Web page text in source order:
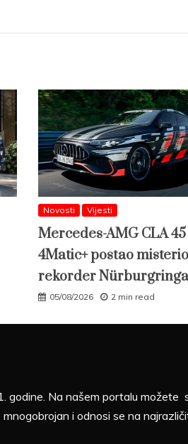
Novosti Vijesti
Mercedes-AMG CLA 45
4Matic+ postao
rekorder Nürburgringa
05/08/2026 2 min read
godine. Na našem portalu
i odnosi se na